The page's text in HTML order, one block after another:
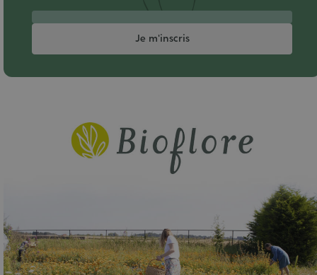
Je m'inscris